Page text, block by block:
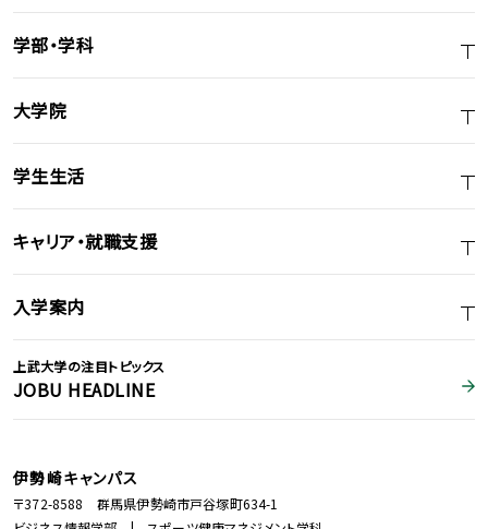
学部・学科
大学院
学生生活
キャリア・就職支援
入学案内
上武大学の注目トピックス
JOBU HEADLINE
伊勢崎キャンパス
〒372-8588 群馬県伊勢崎市戸谷塚町634-1